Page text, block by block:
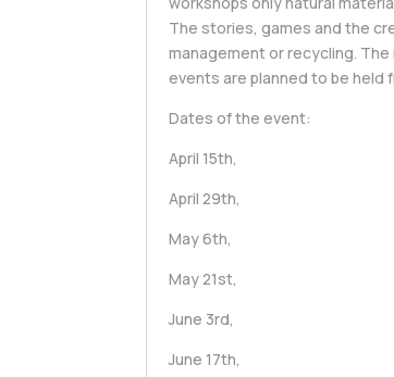
The stories, games and the
management or recycling.
events are planned to be held
Dates of the event:
April 15th,
April 29th,
May 6th,
May 21st,
June 3rd,
June 17th,